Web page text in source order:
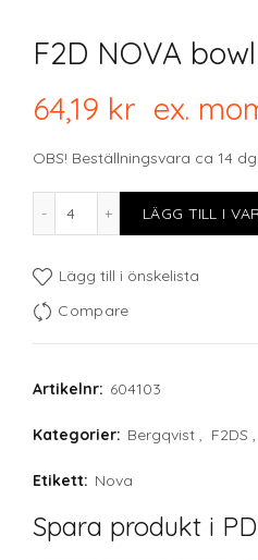
F2D NOVA
64,19 kr ex.
OBS! Beställningsvara ca 14
F2D NOVA bowl
LÄGG TILL I
Lägg till i önskelista
Compare
Artikelnr: 604103
Kategorier: Bergqvist , F2DS ,
Etikett: Nova
Spara produkt i